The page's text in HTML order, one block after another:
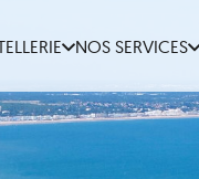
NOS SERVICES